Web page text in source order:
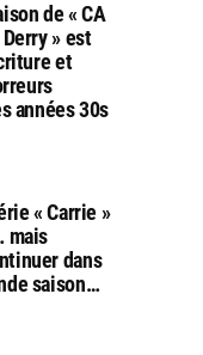
de « CA
» est
et
années 30s
« Carrie »
mais
dans
saison…